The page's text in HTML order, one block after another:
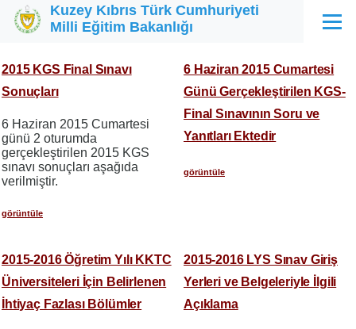
Ana içeriğe atla
Kuzey Kıbrıs Türk Cumhuriyeti
Milli Eğitim Bakanlığı
Menü
2015 KGS Final Sınavı
Sonuçları
6 Haziran 2015 Cumartesi
günü 2 oturumda
gerçekleştirilen 2015 KGS
sınavı sonuçları aşağıda
verilmiştir.
görüntüle
6 Haziran 2015 Cumartesi
Günü Gerçekleştirilen KGS-
Final Sınavının Soru ve
Yanıtları Ektedir
görüntüle
2015-2016 Öğretim Yılı KKTC
Üniversiteleri İçin Belirlenen
İhtiyaç Fazlası Bölümler
2015-2016 LYS Sınav Giriş
Yerleri ve Belgeleriyle İlgili
Açıklama